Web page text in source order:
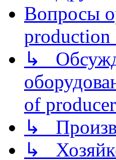
Вопросы
production
↳
of
↳
↳